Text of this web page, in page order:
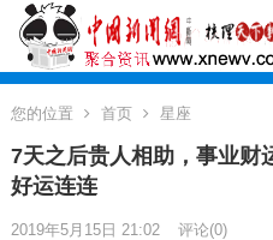
您的位置 首页 星座
7天之后贵人相助，事业财
好运连连
2019年5月15日 21:02 评论(0)